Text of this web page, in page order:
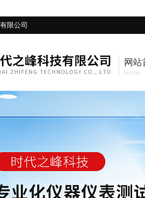
限公司
网站
Home